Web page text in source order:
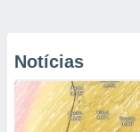
Notícias